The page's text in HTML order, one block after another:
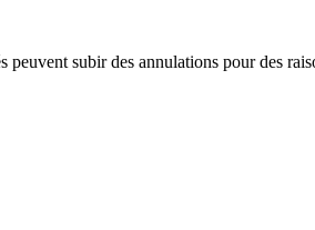
subir des annulations pour des